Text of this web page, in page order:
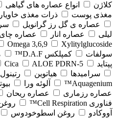
کلاژن
انواع عصاره های گیاهی
مغذی پوست
ذرات مغذی
عصاره ی گل رز گرانویل
لیلی
عصاره انار عصاره
Omega 3,6,9 Xylitylglucoside
سولفات
کمپلکس D.A.F™
پپتاید
5-Cica
ALOE PDRN
سرامیدها
هیاتوین رتینول
Aquagenium™
آلوئه ورا
عصاره رزماری
عصاره ریحان
فناوری Cell Respiration™
آووکادو
روغن اسطوخودوس